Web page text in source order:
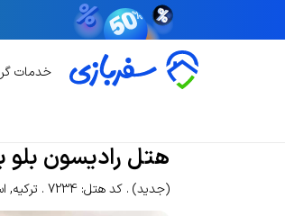
خدمات
هتل رادیسون
(جدید) کد هتل: 7234 ترکیه,